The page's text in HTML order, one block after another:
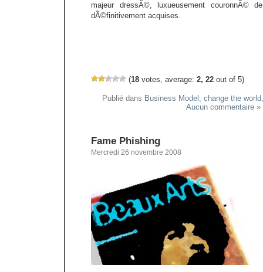
majeur dressÃ©, luxueusement couronnÃ©
dÃ©finitivement acquises.
(18 votes, average: 2, 22 out of 5)
Publié dans Business Model , change the world
Aucun commentaire »
Fame Phishing
Mercredi 26 novembre 2008